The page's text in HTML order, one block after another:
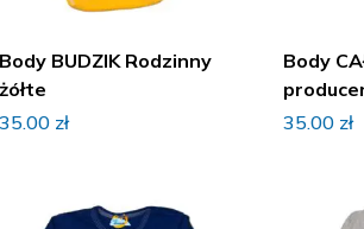
Body BUDZIK Rodzinny
żółte
35.00 zł
Body
35.00 zł